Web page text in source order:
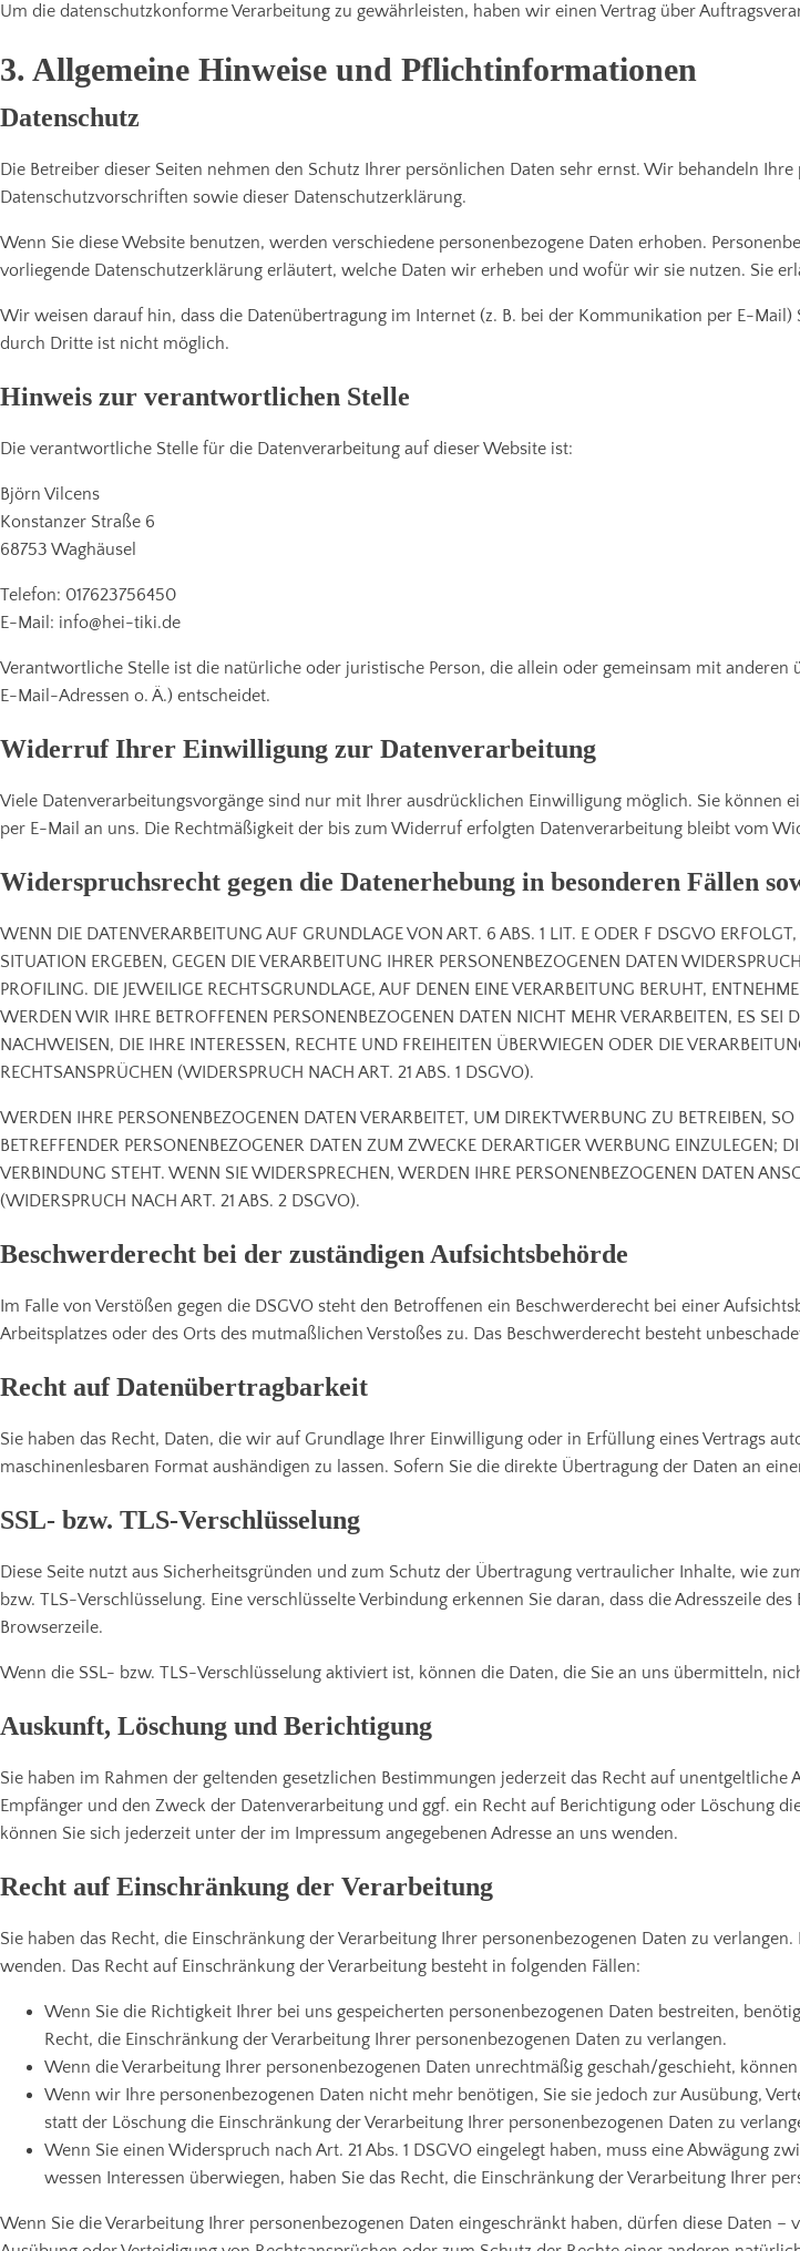
Um die datenschutzkonforme Verarbeitung zu gewährleisten, haben wir einen Vertrag über
3. Allgemeine Hinweise und Pflichtinformationen
Datenschutz
Die Betreiber dieser Seiten nehmen den Schutz Ihrer persönlichen Daten sehr ernst. Wir behandeln
Datenschutzvorschriften sowie dieser Datenschutzerklärung.
Wenn Sie diese Website benutzen, werden verschiedene personenbezogene Daten erhoben.
vorliegende Datenschutzerklärung erläutert, welche Daten wir erheben und wofür wir sie nutzen. Sie
Wir weisen darauf hin, dass die Datenübertragung im Internet (z. B. bei der Kommunikation per E-
durch Dritte ist nicht möglich.
Hinweis zur verantwortlichen Stelle
Die verantwortliche Stelle für die Datenverarbeitung auf dieser Website ist:
Björn Vilcens
Konstanzer Straße 6
68753 Waghäusel
Telefon: 017623756450
E-Mail: info@hei-tiki.de
Verantwortliche Stelle ist die natürliche oder juristische Person, die allein oder gemeinsam mit
E-Mail-Adressen o. Ä.) entscheidet.
Widerruf Ihrer Einwilligung zur Datenverarbeitung
Viele Datenverarbeitungsvorgänge sind nur mit Ihrer ausdrücklichen Einwilligung möglich. Sie
per E-Mail an uns. Die Rechtmäßigkeit der bis zum Widerruf erfolgten Datenverarbeitung bleibt vom
Widerspruchsrecht gegen die Datenerhebung in besonderen Fällen
WENN DIE DATENVERARBEITUNG AUF GRUNDLAGE VON ART. 6 ABS. 1 LIT. E ODER F DSGVO
SITUATION ERGEBEN, GEGEN DIE VERARBEITUNG IHRER PERSONENBEZOGENEN DATEN
PROFILING. DIE JEWEILIGE RECHTSGRUNDLAGE, AUF DENEN EINE VERARBEITUNG BERUHT,
WERDEN WIR IHRE BETROFFENEN PERSONENBEZOGENEN DATEN NICHT MEHR VERARBEITEN, ES
NACHWEISEN, DIE IHRE INTERESSEN, RECHTE UND FREIHEITEN ÜBERWIEGEN ODER DIE
RECHTSANSPRÜCHEN (WIDERSPRUCH NACH ART. 21 ABS. 1 DSGVO).
WERDEN IHRE PERSONENBEZOGENEN DATEN VERARBEITET, UM DIREKTWERBUNG ZU BETREIBEN,
BETREFFENDER PERSONENBEZOGENER DATEN ZUM ZWECKE DERARTIGER WERBUNG
VERBINDUNG STEHT. WENN SIE WIDERSPRECHEN, WERDEN IHRE PERSONENBEZOGENEN DATEN
(WIDERSPRUCH NACH ART. 21 ABS. 2 DSGVO).
Beschwerderecht bei der zuständigen Aufsichtsbehörde
Im Falle von Verstößen gegen die DSGVO steht den Betroffenen ein Beschwerderecht bei einer
Arbeitsplatzes oder des Orts des mutmaßlichen Verstoßes zu. Das Beschwerderecht besteht
Recht auf Datenübertragbarkeit
Sie haben das Recht, Daten, die wir auf Grundlage Ihrer Einwilligung oder in Erfüllung eines Vertrags
maschinenlesbaren Format aushändigen zu lassen. Sofern Sie die direkte Übertragung der Daten an
SSL- bzw. TLS-Verschlüsselung
Diese Seite nutzt aus Sicherheitsgründen und zum Schutz der Übertragung vertraulicher Inhalte, wie
bzw. TLS-Verschlüsselung. Eine verschlüsselte Verbindung erkennen Sie daran, dass die Adresszeile
Browserzeile.
Wenn die SSL- bzw. TLS-Verschlüsselung aktiviert ist, können die Daten, die Sie an uns übermitteln,
Auskunft, Löschung und Berichtigung
Sie haben im Rahmen der geltenden gesetzlichen Bestimmungen jederzeit das Recht auf
Empfänger und den Zweck der Datenverarbeitung und ggf. ein Recht auf Berichtigung oder Löschung
können Sie sich jederzeit unter der im Impressum angegebenen Adresse an uns wenden.
Recht auf Einschränkung der Verarbeitung
Sie haben das Recht, die Einschränkung der Verarbeitung Ihrer personenbezogenen Daten zu
wenden. Das Recht auf Einschränkung der Verarbeitung besteht in folgenden Fällen:
Wenn Sie die Richtigkeit Ihrer bei uns gespeicherten personenbezogenen Daten bestreiten,
Recht, die Einschränkung der Verarbeitung Ihrer personenbezogenen Daten zu verlangen.
Wenn die Verarbeitung Ihrer personenbezogenen Daten unrechtmäßig geschah/geschieht,
Wenn wir Ihre personenbezogenen Daten nicht mehr benötigen, Sie sie jedoch zur Ausübung,
statt der Löschung die Einschränkung der Verarbeitung Ihrer personenbezogenen Daten zu
Wenn Sie einen Widerspruch nach Art. 21 Abs. 1 DSGVO eingelegt haben, muss eine Abwägung
wessen Interessen überwiegen, haben Sie das Recht, die Einschränkung der Verarbeitung Ihrer
Wenn Sie die Verarbeitung Ihrer personenbezogenen Daten eingeschränkt haben, dürfen diese Daten